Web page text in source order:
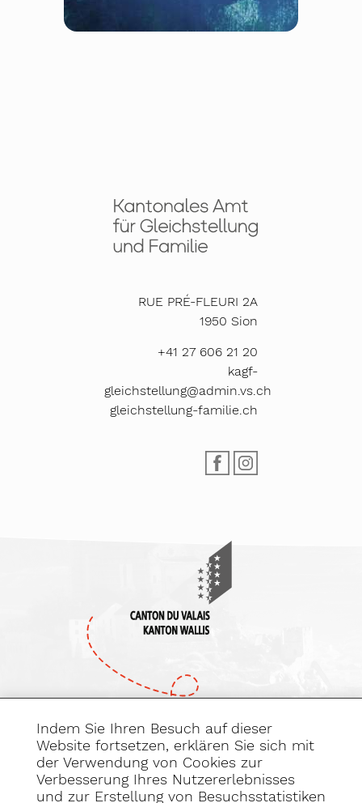
RUE PRÉ-FLEURI 2A
1950 Sion
+41 27 606 21 20
kagf-
gleichstellung@admin.vs.ch
gleichstellung-familie.ch
Abonnieren Sie
Indem Sie Ihren Besuch auf dieser
Website fortsetzen, erklären Sie sich mit
der Verwendung von Cookies zur
Verbesserung Ihres Nutzererlebnisses
und zur Erstellung von Besuchsstatistiken